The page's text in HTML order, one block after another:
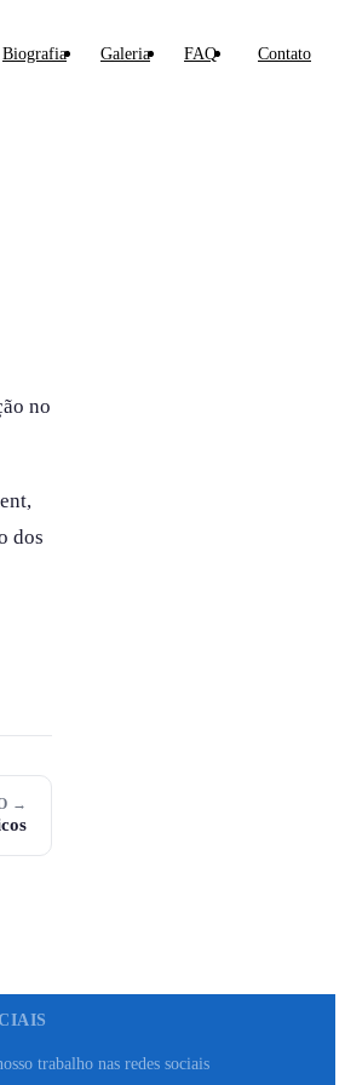
Biografia Galeria FAQ Contato
no
dos
→
trabalho nas redes sociais